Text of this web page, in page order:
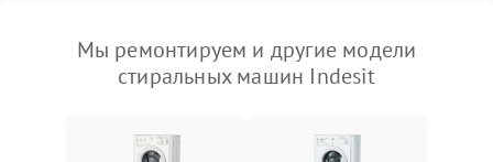
Мы ремонтируем и другие модели
стиральных машин Indesit